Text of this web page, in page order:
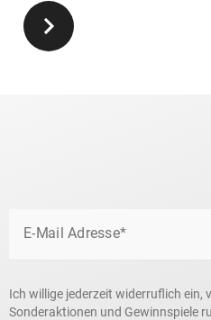
E-Mail Adresse*
Ich willige jederzeit widerruflich
Sonderaktionen und Gewinnspiele